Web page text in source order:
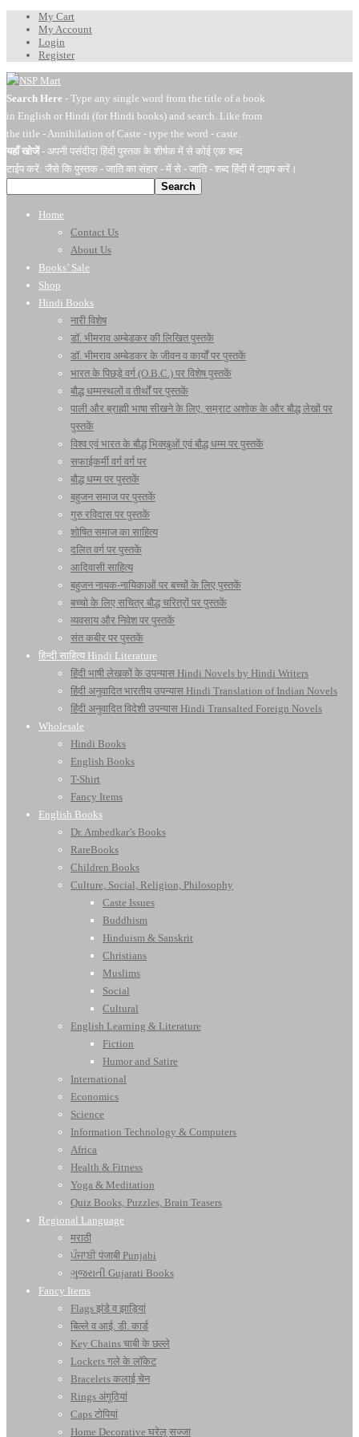
My Cart
My Account
Login
Register
Search Here - Type any single word from the title of a book
in English or Hindi (for Hindi books) and search. Like from
the title - Annihilation of Caste - type the word - caste.
यहाँ खोजें- अपनी पसंदीदा हिंदी पुस्तक के शीर्षक में से कोई एक शब्द
टाईप करें: जैसे कि पुस्तक - जाति का संहार - में से - जाति - शब्द हिंदी में टाइप करें।
Search
Home
Contact Us
About Us
Books’ Sale
Shop
Hindi Books
नारी विशेष
डॉ. भीमराव अम्बेडकर की लिखित पुस्तकें
डॉ. भीमराव अम्बेडकर के जीवन व कार्यों पर पुस्तकें
भारत के पिछड़े वर्ग (O.B.C.) पर विशेष पुस्तकें
बौद्ध धम्मस्थलों व तीर्थों पर पुस्तकें
पाली और ब्राह्मी भाषा सीखने के लिए, सम्राट अशोक के और बौद्ध लेखों पर
पुस्तकें
विश्व एवं भारत के बौद्ध भिक्खुओं एवं बौद्ध धम्म पर पुस्तकें
सफाईकर्मी वर्ग वर्ग पर
बौद्ध धम्म पर पुस्तकें
बहुजन समाज पर पुस्तकें
गुरु रविदास पर पुस्तकें
शोषित समाज का साहित्य
दलित वर्ग पर पुस्तकें
आदिवासी साहित्य
बहुजन नायक-नायिकाओं पर बच्चों के लिए पुस्तकें
बच्चो के लिए सचित्र बौद्ध चरित्रों पर पुस्तकें
व्यवसाय और निवेश पर पुस्तकें
संत कबीर पर पुस्तकें
हिन्दी साहित्य Hindi Literature
हिंदी भाषी लेखकों के उपन्यास Hindi Novels by Hindi Writers
हिंदी अनुवादित भारतीय उपन्यास Hindi Translation of Indian Novels
हिंदी अनुवादित विदेशी उपन्यास Hindi Transalted Foreign Novels
Wholesale
Hindi Books
English Books
T-Shirt
Fancy Items
English Books
Dr. Ambedkar’s Books
RareBooks
Children Books
Culture, Social, Religion, Philosophy
Caste Issues
Buddhism
Hinduism & Sanskrit
Christians
Muslims
Social
Cultural
English Learning & Literature
Fiction
Humor and Satire
International
Economics
Science
Information Technology & Computers
Africa
Health & Fitness
Yoga & Meditation
Quiz Books, Puzzles, Brain Teasers
Regional Language
मराठी
ਪੰਜਾਬੀ पंजाबी Punjabi
ગુજરાતી Gujarati Books
Fancy Items
Flags झंडे व झाड़ियां
बिल्ले व आई. डी. कार्ड
Key Chains चाबी के छल्ले
Lockets गले के लॉकेट
Bracelets कलाई चेन
Rings अंगूठियां
Caps टोपियां
Home Decorative घरेलू सज्जा